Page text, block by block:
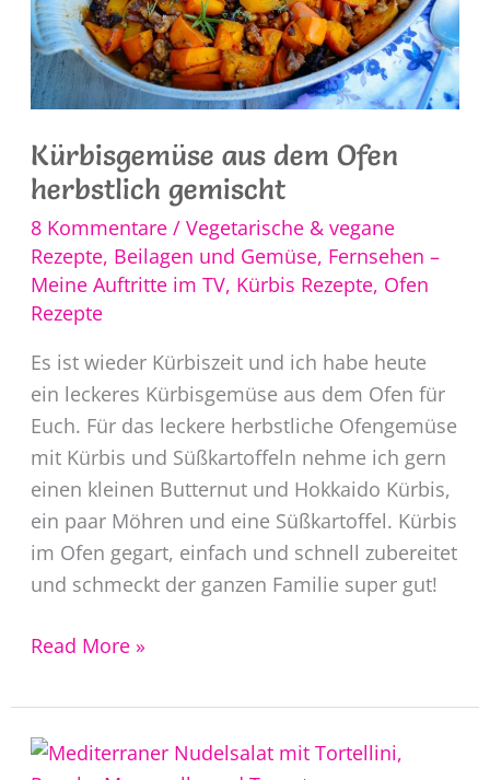
Kürbisgemüse aus dem Ofen
herbstlich gemischt
8 Kommentare / Vegetarische & vegane
Rezepte, Beilagen und Gemüse, Fernsehen –
Meine Auftritte im TV, Kürbis Rezepte, Ofen
Rezepte
Es ist wieder Kürbiszeit und ich habe heute
ein leckeres Kürbisgemüse aus dem Ofen für
Euch. Für das leckere herbstliche Ofengemüse
mit Kürbis und Süßkartoffeln nehme ich gern
einen kleinen Butternut und Hokkaido Kürbis,
ein paar Möhren und eine Süßkartoffel. Kürbis
im Ofen gegart, einfach und schnell zubereitet
und schmeckt der ganzen Familie super gut!
Kürbisgemüse
dem
Ofen
herbstlich
Read More »